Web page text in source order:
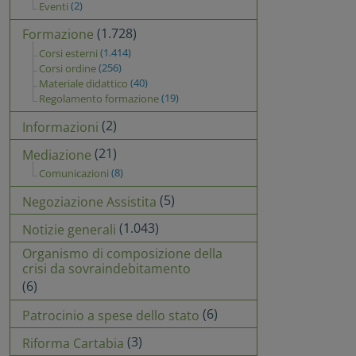
Eventi (2)
Formazione (1.728)
Corsi esterni (1.414)
Corsi ordine(256)
Materiale didattico (40)
Regolamento formazione(19)
Informazioni (2)
Mediazione (21)
Comunicazioni (8)
Negoziazione Assistita (5)
Notizie generali (1.043)
Organismo di composizione della
crisi da sovraindebitamento
(6)
Patrocinio a spese dello stato (6)
Riforma Cartabia (3)